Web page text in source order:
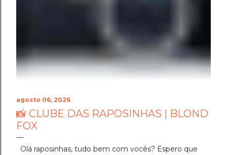
agosto 06, 2026
📸 CLUBE DAS RAPOSINHAS | BLOND
FOX
Olá raposinhas, tudo bem com vocês? Espero que